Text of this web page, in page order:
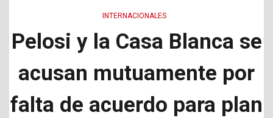
INTERNACIONALES
Pelosi y la Casa Blanca se
acusan mutuamente por
falta de acuerdo para plan